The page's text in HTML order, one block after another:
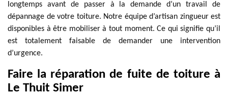
longtemps avant de passer à la demande d’un travail de
dépannage de votre toiture. Notre équipe d’artisan zingueur est
disponibles à être mobiliser à tout moment. Ce qui signifie qu’il
est totalement faisable de demander une intervention
d’urgence.
Faire la réparation de fuite de toiture à
Le Thuit Simer